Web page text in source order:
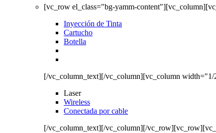
[vc_row el_class="bg-yamm-
Inyección de Tinta
Cartucho
Botella
[/vc_column_text][/vc_column][vc_column
Laser
Wireless
Conectada por cable
[/vc_column_text][/vc_column][/